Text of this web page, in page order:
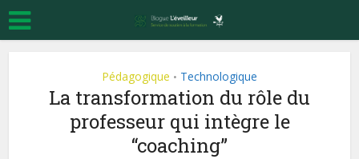
Pédagogique • Technologique
La transformation du rôle du
professeur qui intègre le
“coaching”